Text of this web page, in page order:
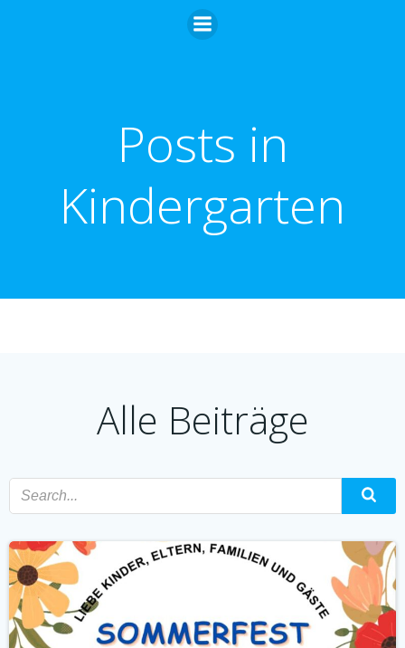
Zum
Inhalt
Posts in
Kindergarten
Alle Beiträge